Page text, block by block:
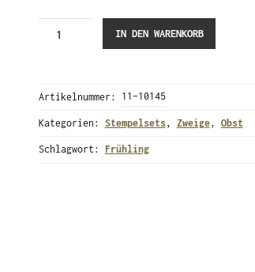
IN DEN WARENKORB
Artikelnummer: 11-10145
Kategorien: Stempelsets, Zweige, Obst
Schlagwort: Frühling